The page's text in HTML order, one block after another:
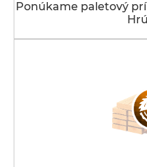
Ponúkame paletový